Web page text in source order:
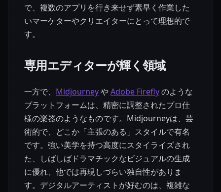
で、複数のアプリを行き来せず素早く作業した
いマーケターやクリエイターにとって理想的で
す。
専用エディターが輝く領域
一方で、 MidjourneyやAdobe Fireflyのような
プラットフォームは、精密に調整されたプロ仕
様の楽器のようなものです。Midjourneyは、芸
術的で、どこか「主張のある」スタイルで有名
です。強い美学を持つ高度にスタイライズされ
た、しばしばドラマチックなビジュアルの生成
に優れ、他では再現しづらい独自性がありま
す。デジタルアーティストが好むのは、複雑な